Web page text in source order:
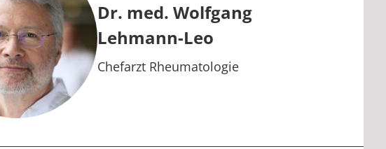
Dr. med. Wolfgang
Lehmann-Leo
Berufstitel:
Chefarzt Rheumatologie